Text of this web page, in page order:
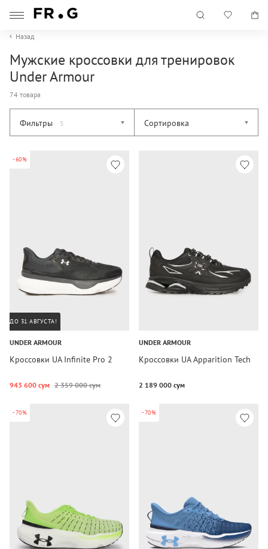
Назад
Мужские кроссовки для тренировок
Under Armour
74 товара
Фильтры 5 Сортировка
-60%
ДО 31 АВГУСТА!
UNDER ARMOUR
Кроссовки UA Infinite Pro 2
943 600 сум 2 359 000 сум
UNDER ARMOUR
Кроссовки UA Apparition Tech
2 189 000 сум
-70% -70%